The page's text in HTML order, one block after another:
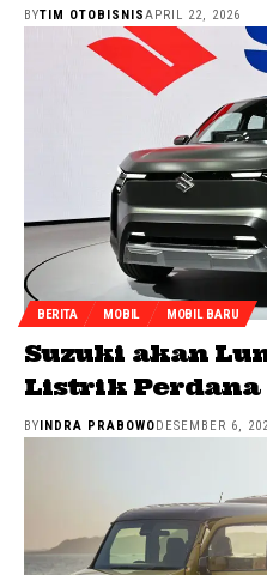
BYTIM OTOBISNISAPRIL 22, 2026
BERITA MOBIL MOBIL BARU
Suzuki akan
Listrik Perdana
BYINDRA PRABOWODESEMBER 6,